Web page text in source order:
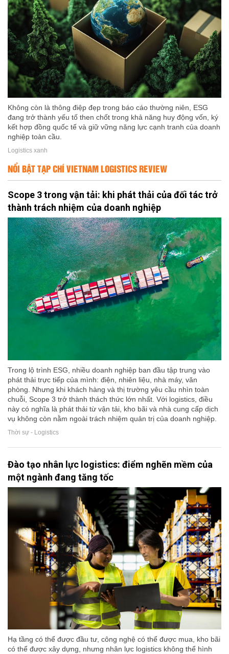
Không còn là thông điệp đẹp trong báo cáo thường niên, ESG
đang trở thành yếu tố then chốt trong khả năng huy động vốn, ký
kết hợp đồng quốc tế và giữ vững năng lực cạnh tranh của doanh
nghiệp toàn cầu.
Logistics xanh
NỔI BẬT TẠP CHÍ VIETNAM LOGISTICS REVIEW
Scope 3 trong vận tải: khi phát thải của đối tác trở
thành trách nhiệm của doanh nghiệp
Trong lộ trình ESG, nhiều doanh nghiệp ban đầu tập trung vào
phát thải trực tiếp của mình: điện, nhiên liệu, nhà máy, văn
phòng. Nhưng khi khách hàng và thị trường yêu cầu nhìn toàn
chuỗi, Scope 3 trở thành thách thức lớn nhất. Với logistics, điều
này có nghĩa là phát thải từ vận tải, kho bãi và nhà cung cấp dịch
vụ không còn nằm ngoài trách nhiệm quản trị của doanh nghiệp.
Thời sự - Logistics
Đào tạo nhân lực logistics: điểm nghẽn mềm của
một ngành đang tăng tốc
Hạ tầng có thể được đầu tư, công nghệ có thể được mua, kho bãi
có thể được xây dựng, nhưng nhân lực logistics không thể hình